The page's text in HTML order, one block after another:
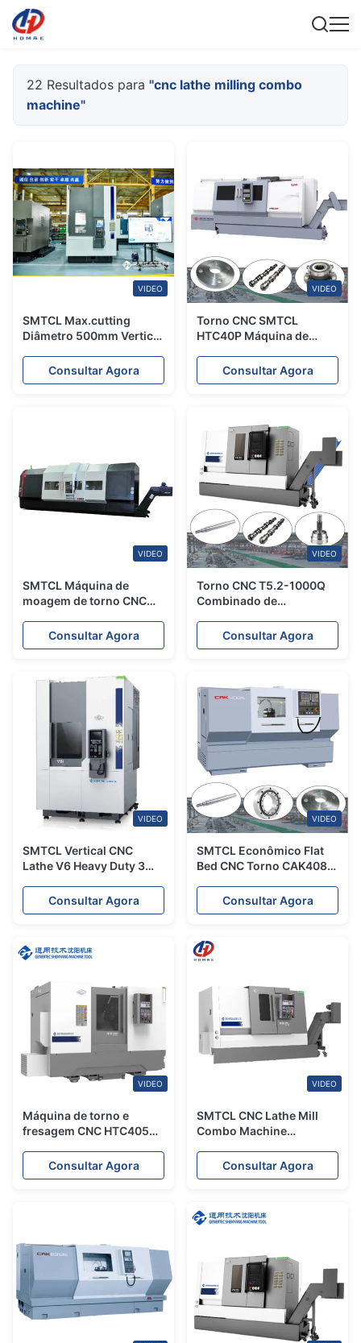
22 Resultados para "cnc lathe milling combo
machine"
VIDEO
SMTCL Max.cutting
Diâmetro 500mm Vertical
Combo T6 Vertical CNC
Torno para
Consultar Agora
VIDEO
Torno CNC SMTCL
HTC40P Máquina de
Torno Fresador
Combinado
Consultar Agora
VIDEO
SMTCL Máquina de
moagem de torno CNC
Consultar Agora
VIDEO
Torno CNC T5.2-1000Q
Combinado de
Tipo Eixo Y Centro de
Torneamento SMTCL
Consultar Agora
VIDEO
SMTCL Vertical CNC
Lathe V6 Heavy Duty 3
MachineConsultar Agora
VIDEO
SMTCL Econômico Flat
Bed CNC Torno CAK4085
Consultar Agora
VIDEO
Máquina de torno e
fresagem CNC HTC4050s
Torno Máquina de torno
CNC
Consultar Agora
VIDEO
SMTCL CNC Lathe Mill
Combo Machine
Acionado Turret
Horizontal CNC Turning
Consultar Agora